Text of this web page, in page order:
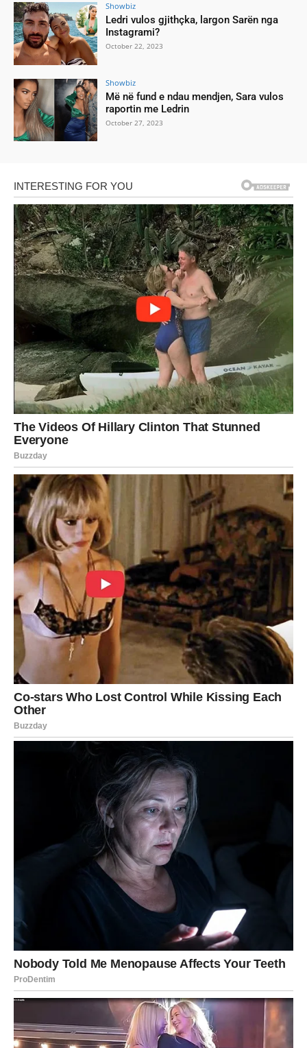
Showbiz
Ledri vulos gjithçka, largon Sarën nga
Instagrami?
October 22, 2023
Showbiz
Më në fund e ndau mendjen, Sara vulos
raportin me Ledrin
October 27, 2023